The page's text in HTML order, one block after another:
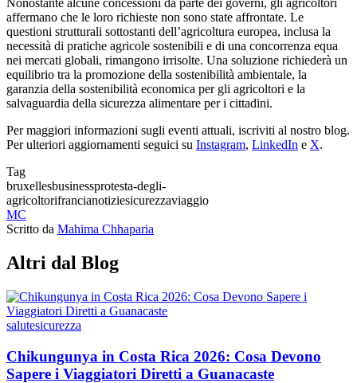
Nonostante alcune concessioni da parte dei governi, gli agricoltori
affermano che le loro richieste non sono state affrontate. Le
questioni strutturali sottostanti dell’agricoltura europea, inclusa la
necessità di pratiche agricole sostenibili e di una concorrenza equa
nei mercati globali, rimangono irrisolte. Una soluzione richiederà un
equilibrio tra la promozione della sostenibilità ambientale, la
garanzia della sostenibilità economica per gli agricoltori e la
salvaguardia della sicurezza alimentare per i cittadini.
Per maggiori informazioni sugli eventi attuali, iscriviti al nostro blog.
Per ulteriori aggiornamenti seguici su Instagram, LinkedIn e X.
Tag
bruxellesbusinessprotesta-degli-
agricoltorifrancianotiziesicurezzaviaggio
MC
Scritto da Mahima Chhaparia
Altri dal Blog
salutesicurezza
Chikungunya in Costa Rica 2026: Cosa Devono
Sapere i Viaggiatori Diretti a Guanacaste